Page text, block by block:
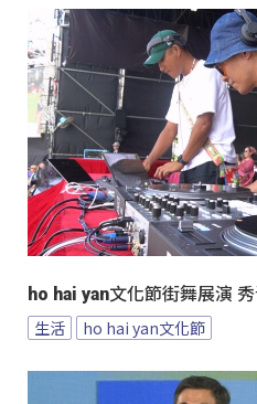
ho hai yan文化節街舞展演
生活 ho hai yan文化節